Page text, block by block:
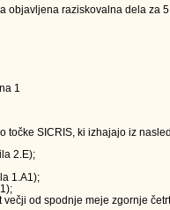
objavljena raziskovalna dela za
1
točke SICRIS, ki izhajajo iz
2.E);
1.A1);
od spodnje meje zgornje